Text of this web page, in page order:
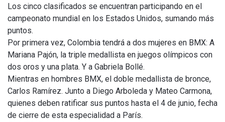
Los cinco clasificados se encuentran participando en el
campeonato mundial en los Estados Unidos, sumando más
puntos.
Por primera vez, Colombia tendrá a dos mujeres en BMX: A
Mariana Pajón, la triple medallista en juegos olímpicos con
dos oros y una plata. Y a Gabriela Bollé.
Mientras en hombres BMX, el doble medallista de bronce,
Carlos Ramírez. Junto a Diego Arboleda y Mateo Carmona,
quienes deben ratificar sus puntos hasta el 4 de junio, fecha
de cierre de esta especialidad a París.